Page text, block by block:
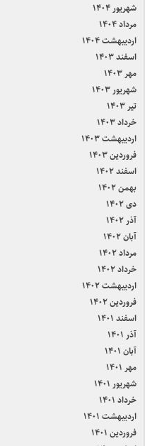
شهریور ۱۴۰۴
مرداد ۱۴۰۴
اردیبهشت ۱۴۰۴
اسفند ۱۴۰۳
مهر ۱۴۰۳
شهریور ۱۴۰۳
تیر ۱۴۰۳
خرداد ۱۴۰۳
اردیبهشت ۱۴۰۳
فروردین ۱۴۰۳
اسفند ۱۴۰۲
بهمن ۱۴۰۲
دی ۱۴۰۲
آذر ۱۴۰۲
آبان ۱۴۰۲
مرداد ۱۴۰۲
خرداد ۱۴۰۲
اردیبهشت ۱۴۰۲
فروردین ۱۴۰۲
اسفند ۱۴۰۱
آذر ۱۴۰۱
آبان ۱۴۰۱
مهر ۱۴۰۱
شهریور ۱۴۰۱
خرداد ۱۴۰۱
اردیبهشت ۱۴۰۱
فروردین ۱۴۰۱